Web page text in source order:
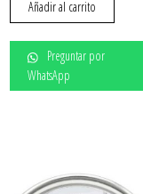
Añadir al carrito
Preguntar por
WhatsApp